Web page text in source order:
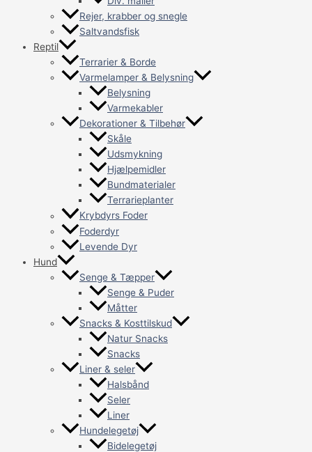
Rejer, krabber og snegle
Saltvandsfisk
Reptil
Terrarier & Borde
Varmelamper & Belysning
Belysning
Varmekabler
Dekorationer & Tilbehør
Skåle
Udsmykning
Hjælpemidler
Bundmaterialer
Terrarieplanter
Krybdyrs Foder
Foderdyr
Levende Dyr
Hund
Senge & Tæpper
Senge & Puder
Måtter
Snacks & Kosttilskud
Natur Snacks
Snacks
Liner & seler
Halsbånd
Seler
Liner
Hundelegetøj
Bidelegetøj